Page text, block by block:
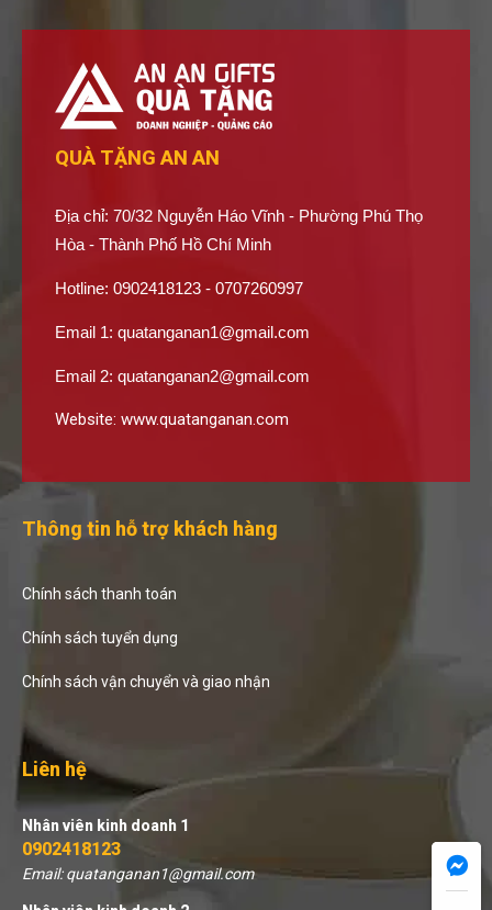
QUÀ TẶNG AN AN
Địa chỉ: 70/32 Nguyễn Háo Vĩnh - Phường Phú Thọ
Hòa - Thành Phố Hồ Chí Minh
Hotline: 0902418123 - 0707260997
Email 1: quatanganan1@gmail.com
Email 2: quatanganan2@gmail.com
Website: www.quatanganan.com
Thông tin hỗ trợ khách hàng
Chính sách thanh toán
Chính sách tuyển dụng
Chính sách vận chuyển và giao nhận
Liên hệ
Nhân viên kinh doanh 1
0902418123
Email: quatanganan1@gmail.com